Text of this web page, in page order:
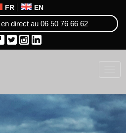
FR EN
direct au 06 50 76 66 62